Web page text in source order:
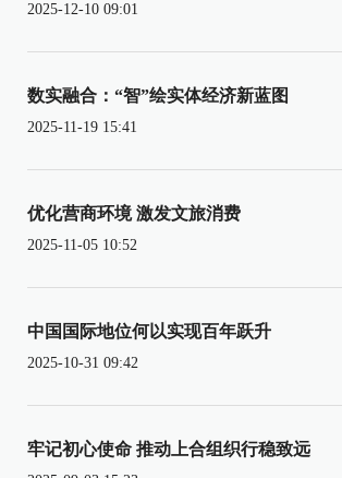
2025-12-10 09:01
数实融合：“智”绘实体经济新蓝图
2025-11-19 15:41
优化营商环境 激发文旅消费
2025-11-05 10:52
中国国际地位何以实现百年跃升
2025-10-31 09:42
牢记初心使命 推动上合组织行稳致远